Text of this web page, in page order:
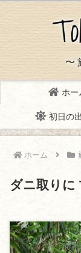
〜
ホー
初日の
ホーム
ダニ取りに